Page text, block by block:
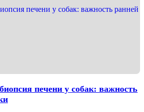
печени у собак: важность